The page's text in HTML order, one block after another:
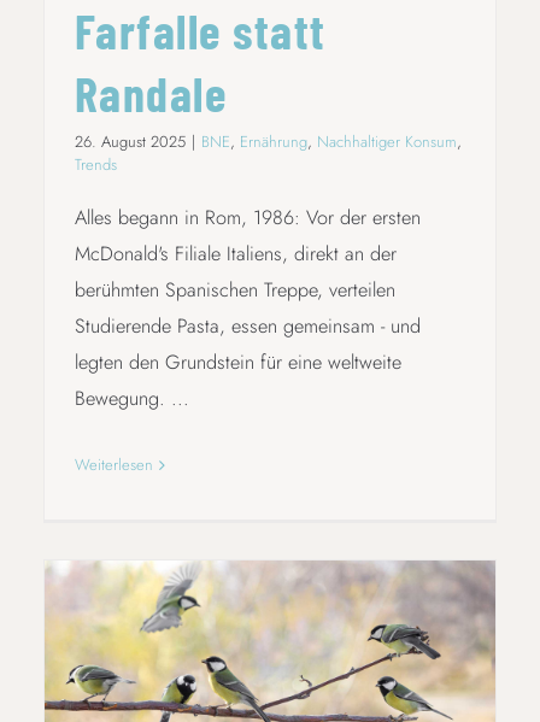
Farfalle statt
Randale
26. August 2025 | BNE, Ernährung, Nachhaltiger Konsum,
Trends
Alles begann in Rom, 1986: Vor der ersten
McDonald's Filiale Italiens, direkt an der
berühmten Spanischen Treppe, verteilen
Studierende Pasta, essen gemeinsam - und
legten den Grundstein für eine weltweite
Bewegung. ...
Weiterlesen
ORNITHOLOGIE TO GO